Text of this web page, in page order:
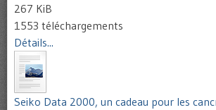
267 KiB
1553 téléchargements
Détails...
Seiko Data 2000, un cadeau pour les